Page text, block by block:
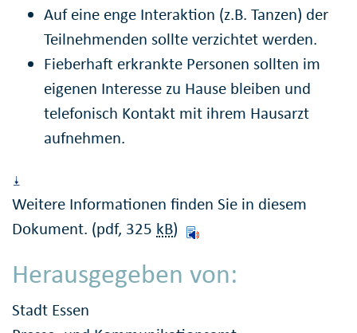
Auf eine enge Interaktion (z.B. Tanzen) der
Teilnehmenden sollte verzichtet werden.
Fieberhaft erkrankte Personen sollten im
eigenen Interesse zu Hause bleiben und
telefonisch Kontakt mit ihrem Hausarzt
aufnehmen.
Weitere Informationen finden Sie in diesem
Dokument. (pdf, 325 kB)
Herausgegeben von:
Stadt Essen